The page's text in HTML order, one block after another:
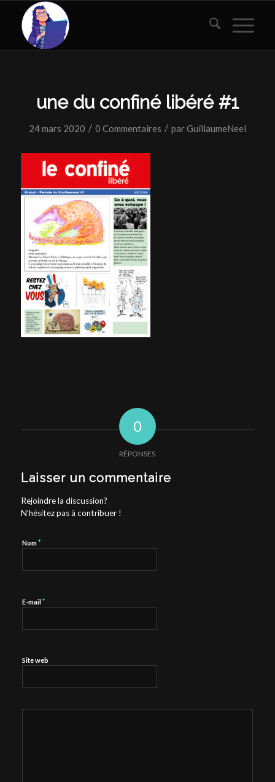
une du confiné libéré #1
24 mars 2020 / 0 Commentaires / parGuillaumeNeel
0
RÉPONSES
Laisser un commentaire
Rejoindre la discussion?
N’hésitez pas à contribuer !
Nom*
E-mail *
Site web